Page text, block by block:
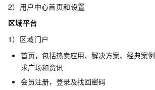
2）用户中心首页和设置
区域平台
1）区域门户
首页，包括热卖应用、解决方案、经典案
求广场和资讯
会员注册，登录及找回密码